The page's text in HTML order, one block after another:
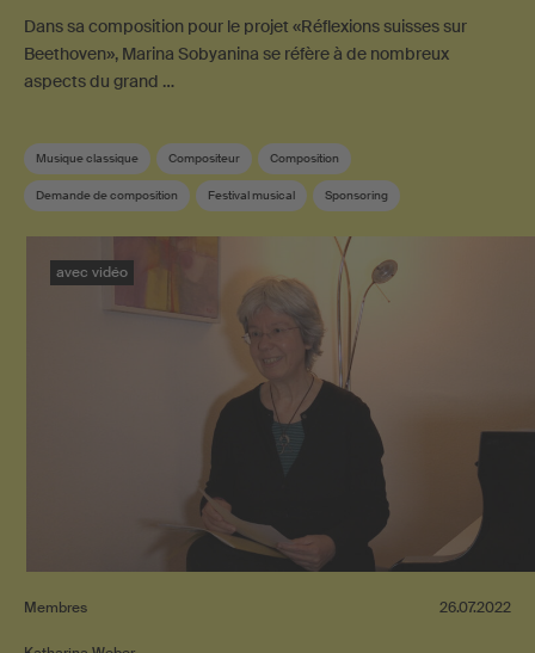
Dans sa composition pour le projet «Réflexions suisses sur
Beethoven», Marina Sobyanina se réfère à de nombreux
aspects du grand …
Musique classique Compositeur Composition
Demande de composition Festival musical Sponsoring
avec vidéo
Membres 26.07.2022